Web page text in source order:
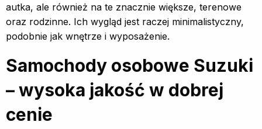
autka, ale również na te znacznie większe, terenowe
oraz rodzinne. Ich wygląd jest raczej minimalistyczny,
podobnie jak wnętrze i wyposażenie.
Samochody osobowe Suzuki
– wysoka jakość w dobrej
cenie